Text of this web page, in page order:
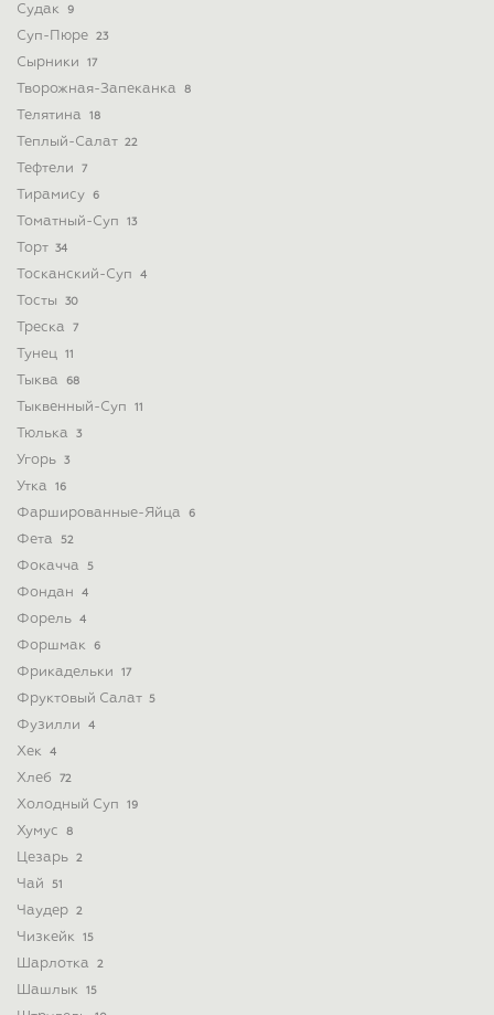
Судак 9
Суп-Пюре 23
Сырники 17
Творожная-Запеканка 8
Телятина 18
Теплый-Салат 22
Тефтели 7
Тирамису 6
Томатный-Суп 13
Торт 34
Тосканский-Суп 4
Тосты 30
Треска 7
Тунец 11
Тыква 68
Тыквенный-Суп 11
Тюлька 3
Угорь 3
Утка 16
Фаршированные-Яйца 6
Фета 52
Фокачча 5
Фондан 4
Форель 4
Форшмак 6
Фрикадельки 17
Фруктовый Салат 5
Фузилли 4
Хек 4
Хлеб 72
Холодный Суп 19
Хумус 8
Цезарь 2
Чай 51
Чаудер 2
Чизкейк 15
Шарлотка 2
Шашлык 15